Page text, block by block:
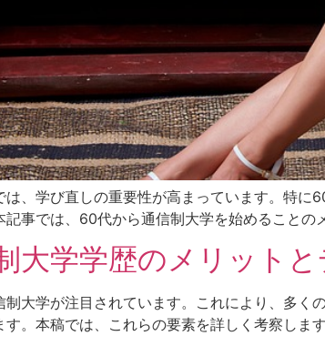
は、学び直しの重要性が高まっています。特
記事では、60代から通信制大学を始めること
大学学歴のメリットと
制大学が注目されています。これにより、多く
す。本稿では、これらの要素を詳しく考察しま